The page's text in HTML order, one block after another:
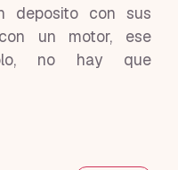
deposito con sus
un motor, ese
no hay que